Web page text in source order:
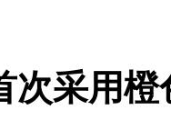
次采用橙